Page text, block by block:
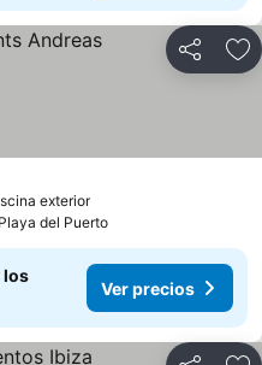
Compartir
exterior
del Puerto
los
Ver precios